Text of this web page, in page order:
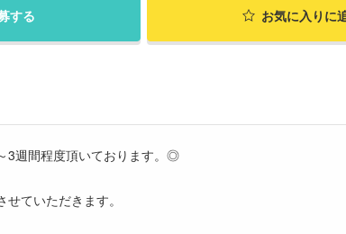
する お気に入り に
3週間程度頂いております。◎
ていただきます。